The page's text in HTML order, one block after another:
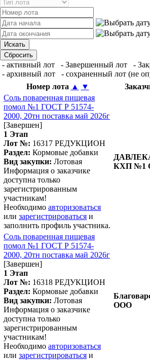
- активный лот - Завершенный лот
-
- архивный лот
- сохраненный лот (не
Номер лота ▲ ▼
Соль поваренная пищевая
помол №1 ГОСТ Р 51574-
2000, 20тн поставка май 2026г
[Завершен]
1 Этап
Лот №: 16317 РЕДУКЦИОН
Раздел: Кормовые добавки
Вид закупки: Лотовая
Информация о заказчике
доступна только
зарегистрированным
участникам!
Необходимо авторизоваться
или зарегистрироваться и
заполнить профиль участника.
КХП №1
Соль поваренная пищевая
помол №1 ГОСТ Р 51574-
2000, 20тн поставка май 2026г
[Завершен]
1 Этап
Лот №: 16318 РЕДУКЦИОН
Раздел: Кормовые добавки
Вид закупки: Лотовая
Информация о заказчике
доступна только
зарегистрированным
участникам!
Необходимо авторизоваться
или зарегистрироваться и
ООО